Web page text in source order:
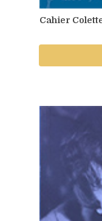
Cahier